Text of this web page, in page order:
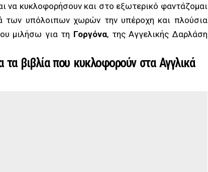
να κυκλοφορήσουν και στο εξωτερικό φαντάζομαι
των υπόλοιπων χωρών την υπέροχη και πλούσια
μιλήσω για τη Γοργόνα, της Αγγελικής Δαρλάση
τα βιβλία που κυκλοφορούν στα Αγγλικά